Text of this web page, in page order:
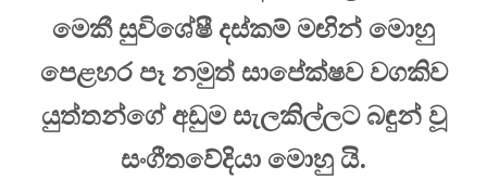
මෙකී සුවිශේෂී දස්කම් මඟින් මොහු
පෙළහර පෑ නමුත් සාපේක්ෂව වගකිව
යුත්තන්ගේ අඩුම සැලකිල්ලට බඳුන් වූ
සංගීතවේදියා මොහු යි.